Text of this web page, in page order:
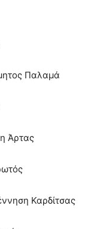
Παλαμά
Άρτας
Καρδίτσας